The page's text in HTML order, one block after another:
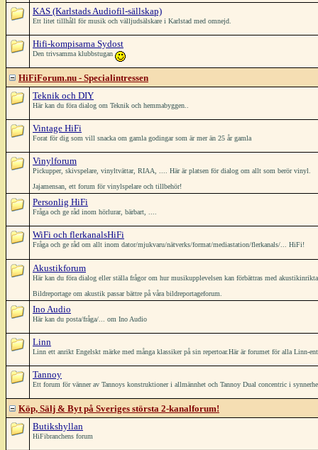
KAS (Karlstads Audiofil-sällskap)
Ett litet tillhåll för musik och välljudsälskare i Karlstad med omnejd.
Hifi-kompisarna Sydost
Den trivsamma klubbstugan
HiFiForum.nu - Specialintressen
Teknik och DIY
Här kan du föra dialog om Teknik och hemmabyggen..
Vintage HiFi
Forat för dig som vill snacka om gamla godingar som är mer än 25 år gamla
Vinylforum
Pickupper, skivspelare, vinyltvättar, RIAA, .... Här är platsen för dialog om allt som berör vinyl.
Jajamensan, ett forum för vinylspelare och tillbehör!
Personlig HiFi
Fråga och ge råd inom hörlurar, bärbart, ....
WiFi och flerkanalsHiFi
Fråga och ge råd om allt inom dator/mjukvaru/nätverks/format/mediastation/flerkanals/... HiFi!
Akustikforum
Här kan du föra dialog eller ställa frågor om hur musikupplevelsen kan förbättras med
Bildreportage om akustik passar bättre på våra bildreportageforum.
Ino Audio
Här kan du posta/fråga/... om Ino Audio
Linn
Linn ett anrikt Engelskt märke med många klassiker på sin repertoar.Här är forumet för alla Linn-
Tannoy
Ett forum för vänner av Tannoys konstruktioner i allmännhet och Tannoy Dual concentric i
Köp, Sälj & Byt på Sveriges största 2-kanalforum!
Butikshyllan
HiFibranchens forum